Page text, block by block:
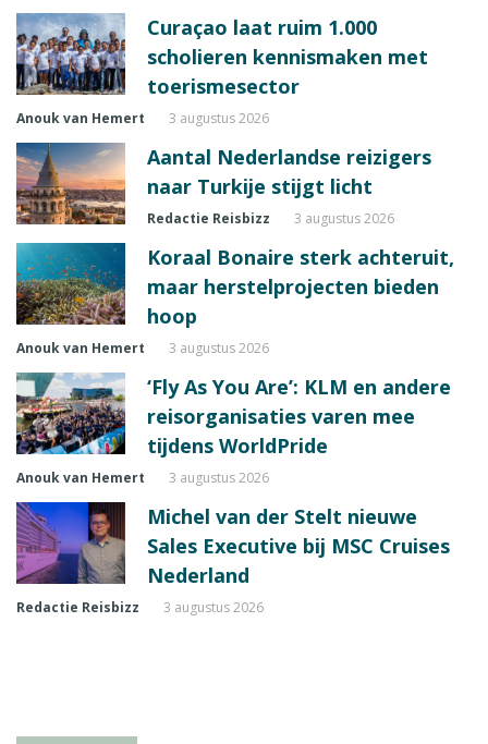
Curaçao laat ruim 1.000
scholieren kennismaken met
toerismesector
Anouk van Hemert 3 augustus 2026
Aantal Nederlandse reizigers
naar Turkije stijgt licht
Redactie Reisbizz 3 augustus 2026
Koraal Bonaire sterk achteruit,
maar herstelprojecten bieden
hoop
Anouk van Hemert 3 augustus 2026
‘Fly As You Are’: KLM en andere
reisorganisaties varen mee
tijdens WorldPride
Anouk van Hemert 3 augustus 2026
Michel van der Stelt nieuwe
Sales Executive bij MSC Cruises
Nederland
Redactie Reisbizz 3 augustus 2026